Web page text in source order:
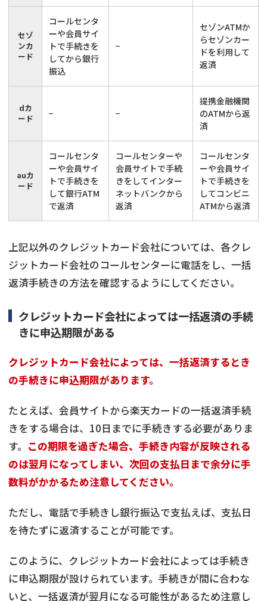
セゾ
ンカ
ード
コールセンタ
ーや会員サイ
トで手続きを
してから銀行
振込
−
セゾンATMか
らセゾンカー
ドを利用して
返済
dカ
ード
− −
提携金融機関
のATMから返
済
auカ
ード
コールセンタ
ーや会員サイ
トで手続きを
して銀行ATM
で返済
コールセンターや
会員サイトで手続
きをしてインター
ネットバンクから
返済
コールセンタ
ーや会員サイ
トで手続きを
してコンビニ
ATMから返済
上記以外のクレジットカード会社については、各クレ
ジットカード会社のコールセンターに電話をし、一括
返済手続きの方法を確認するようにしてください。
クレジットカード会社によっては一括返済の手続
きに申込期限がある
クレジットカード会社によっては、一括返済するとき
の手続きに申込期限があります。
たとえば、会員サイトから楽天カードの一括返済手続
きをする場合は、10日までに手続きする必要がありま
す。 この期限を過ぎた場合、手続き内容が反映される
のは翌月になってしまい、次回の支払日まで余分に手
数料がかかるため注意してください。
ただし、電話で手続きし銀行振込で支払えば、支払日
を待たずに返済することが可能です。
このように、クレジットカード会社によっては手続き
に申込期限が設けられています。手続きが間に合わな
いと、一括返済が翌月になる可能性があるため注意し